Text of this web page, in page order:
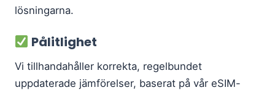
lösningarna.
Pålitlighet
Vi tillhandahåller korrekta, regelbundet
uppdaterade jämförelser, baserat på vår eSIM-